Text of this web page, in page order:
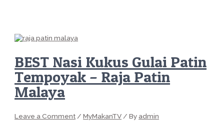
BEST Nasi Kukus Gulai Patin
Tempoyak – Raja Patin
Malaya
Leave a Comment/MyMakanTV/ By admin